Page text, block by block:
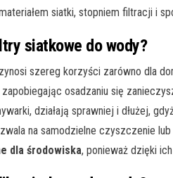
siatki, stopniem filtracji i
siatkowe do wody?
szereg korzyści zarówno dla
zapobiegając osadzaniu się
działają sprawniej i dłużej,
na samodzielne czyszczenie
dla środowiska, ponieważ dzięki